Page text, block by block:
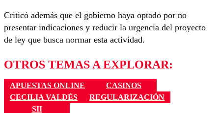
Criticó además que el gobierno haya optado por no
presentar indicaciones y reducir la urgencia del proyecto
de ley que busca normar esta actividad.
OTROS TEMAS A EXPLORAR:
APUESTAS ONLINE
CASINOS
CECILIA VALDÉS
REGULARIZACIÓN
SII